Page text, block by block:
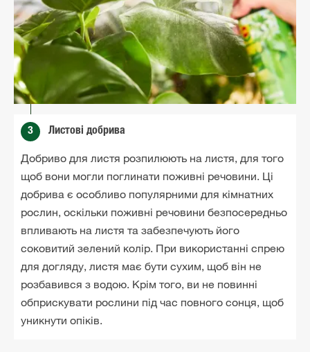
3 Листові добрива
Добриво для листя розпилюють на листя, для того
щоб вони могли поглинати поживні речовини. Ці
добрива є особливо популярними для кімнатних
рослин, оскільки поживні речовини безпосередньо
впливають на листя та забезпечують його
соковитий зелений колір. При використанні спрею
для догляду, листя має бути сухим, щоб він не
розбавився з водою. Крім того, ви не повинні
обприскувати рослини під час повного сонця, щоб
уникнути опіків.